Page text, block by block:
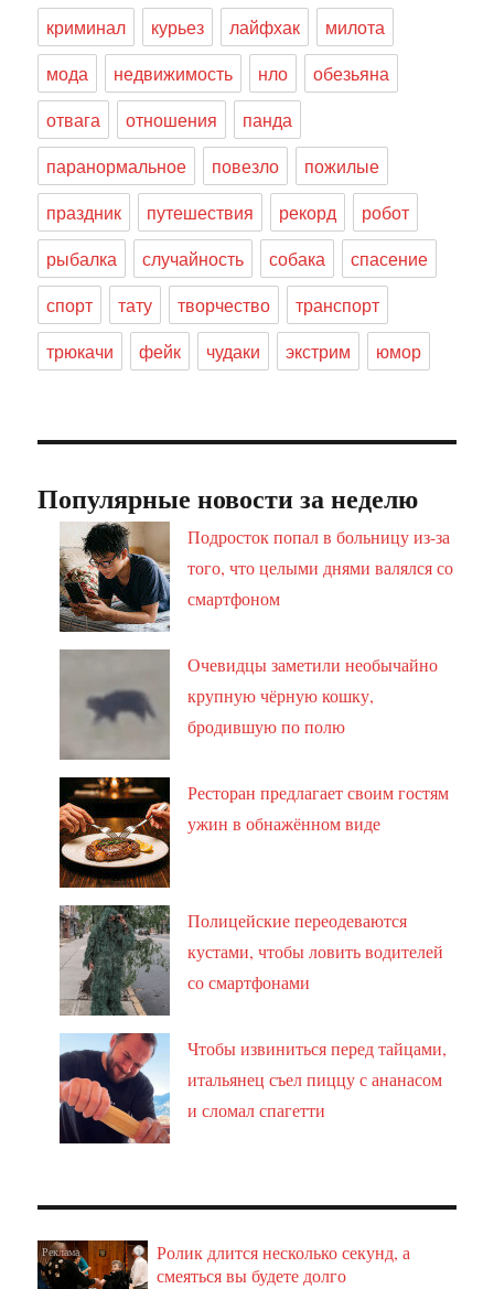
криминал курьез лайфхак
милота
мода
недвижимость нло
обезьяна
отвага
отношения
панда
паранормальное
повезло
пожилые
праздник
путешествия рекорд
робот
рыбалка
случайность собака
спасение
спорт
тату творчество
транспорт
трюкачи
фейк чудаки экстрим юмор
Популярные новости за неделю
Подросток попал в больницу из-за
того, что целыми днями валялся со
смартфоном
Очевидцы заметили необычайно
крупную чёрную кошку,
бродившую по полю
Ресторан предлагает своим гостям
ужин в обнажённом виде
Полицейские переодеваются
кустами, чтобы ловить водителей
со смартфонами
Чтобы извиниться перед тайцами,
итальянец съел пиццу с ананасом
и сломал спагетти
i
Ролик длится несколько секунд, а
смеяться вы будете долго